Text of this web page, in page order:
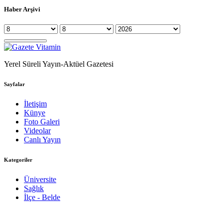
Haber Arşivi
Yerel Süreli Yayın-Aktüel Gazetesi
Sayfalar
İletişim
Künye
Foto Galeri
Videolar
Canlı Yayın
Kategoriler
Üniversite
Sağlık
İlçe - Belde